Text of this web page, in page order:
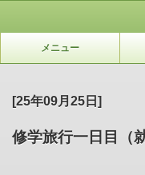
メニュー
[25年09月25日]
修学旅行一日目（